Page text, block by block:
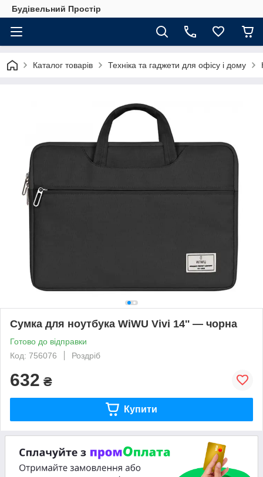
Будівельний Простір
Каталог товарів Техніка та гаджети для офісу і дому
Сумка для ноутбука WiWU Vivi 14'' — чорна
Готово до відправки
Код: 756076
Роздріб
632 ₴
Купити